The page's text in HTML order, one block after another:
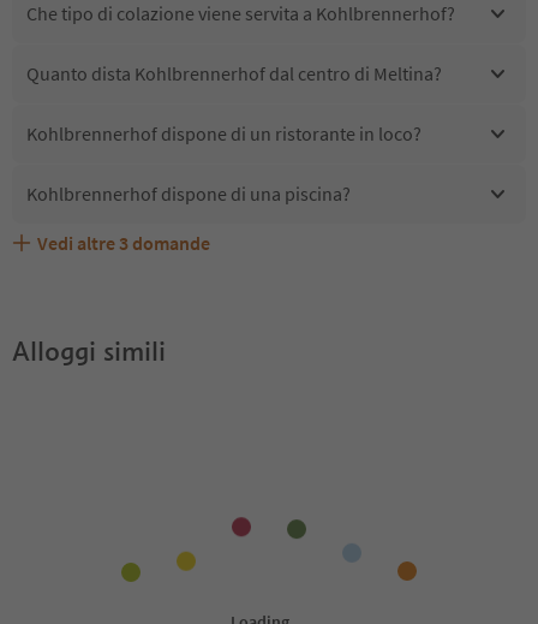
Che tipo di colazione viene servita a Kohlbrennerhof?
Quanto dista Kohlbrennerhof dal centro di Meltina?
Kohlbrennerhof dispone di un ristorante in loco?
Kohlbrennerhof dispone di una piscina?
Kohlbrennerhof accetta animali domestici?
Quali servizi/attività sono disponibili presso
Gli ospiti di Kohlbrennerhof ricevono l'Alto Adige Guest
Vedi altre 3 domande
Alloggi simili